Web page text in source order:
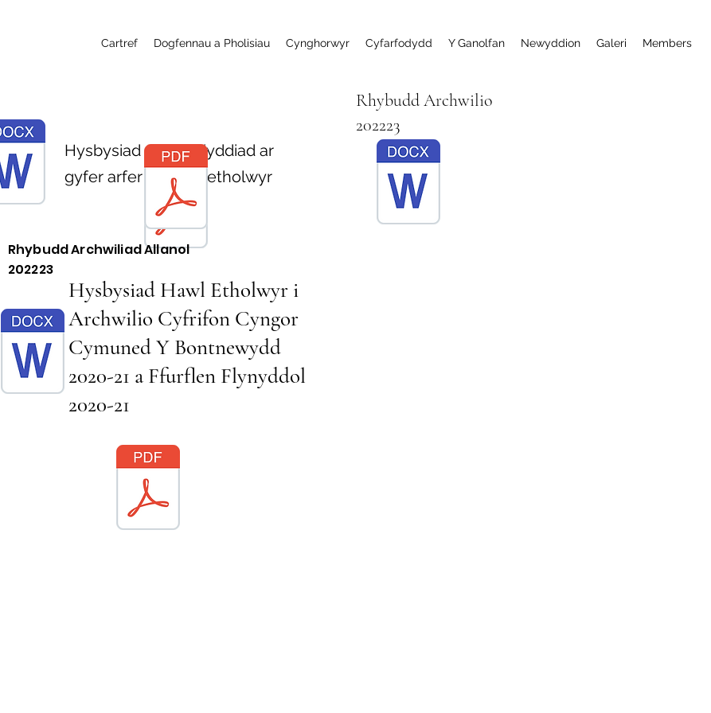
Cartref Dogfennau a Pholisiau Cynghorwyr Cyfarfodydd Y Ganolfan Newyddion Galeri Members
Hysbysiad pennu dyddiad ar
gyfer arfer hawliau etholwyr
Hysbysiad Hawl Etholwyr i
Archwilio Cyfrifon Cyngor
Cymuned Y Bontnewydd
2020-21 a Ffurflen Flynyddol
2020-21
Rhybudd Archwiliad Allanol
202223
Rhybudd Archwilio
202223